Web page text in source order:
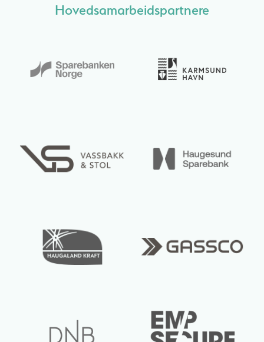
Hovedsamarbeidspartnere